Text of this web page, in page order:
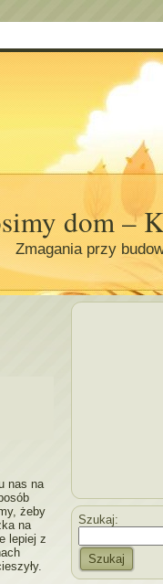
dom –
Zmagania przy
nas na
żeby
na
lepiej z
Szukaj:
Szukaj